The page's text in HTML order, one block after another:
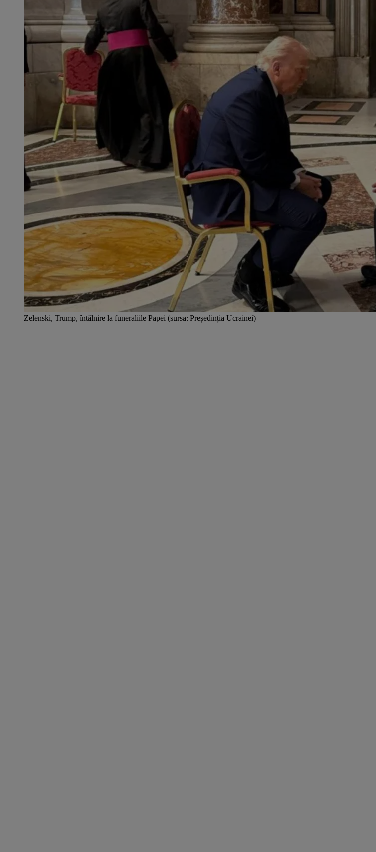
Zelenski, Trump, întâlnire la funeraliile Papei (sursa: Președinția Ucrainei)